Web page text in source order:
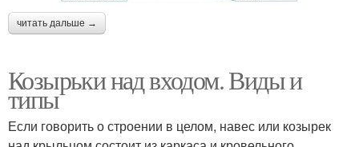
читать дальше →
Козырьки над входом. Виды и
типы
Если говорить о строении в целом, навес или козырек